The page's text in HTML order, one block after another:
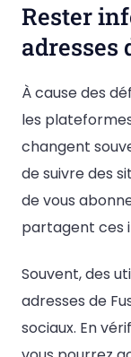
Rester
adresses
À cause des
les
changent
de suivre des
de vous
partagent ces
Souvent, des
adresses de
sociaux. En